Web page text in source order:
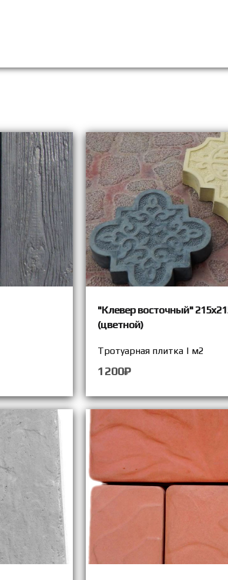
"Клевер восточный"
(цветной)
Тротуарная плитка | м2
1200₽